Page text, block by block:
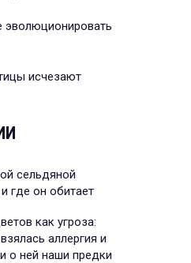
эволюционировать
исчезают
сельдяной
где он обитает
как угроза:
аллергия и
о ней наши предки